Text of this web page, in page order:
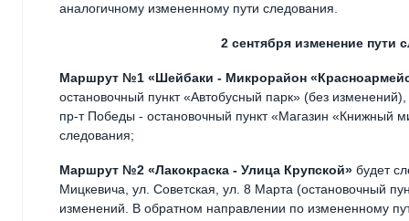
аналогичному измененному пути следования.
2 сентября изменение пути
Маршрут №1 «Шейбаки - Микрорайон
остановочный пункт «Автобусный парк» (без
пр-т Победы - остановочный пункт «Магазин «Книжный
следования;
Маршрут №2 «Лакокраска - Улица Крупской» будет
Мицкевича, ул. Советская, ул. 8 Марта (остановочный
изменений. В обратном направлении по измененному